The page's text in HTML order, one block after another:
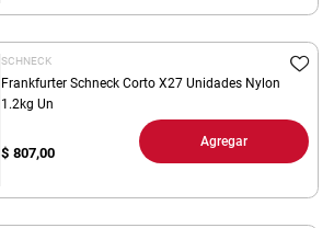
SCHNECK
Frankfurter Schneck Corto X27 Unidades Nylon
1.2kg Un
$ 807,00
Agregar